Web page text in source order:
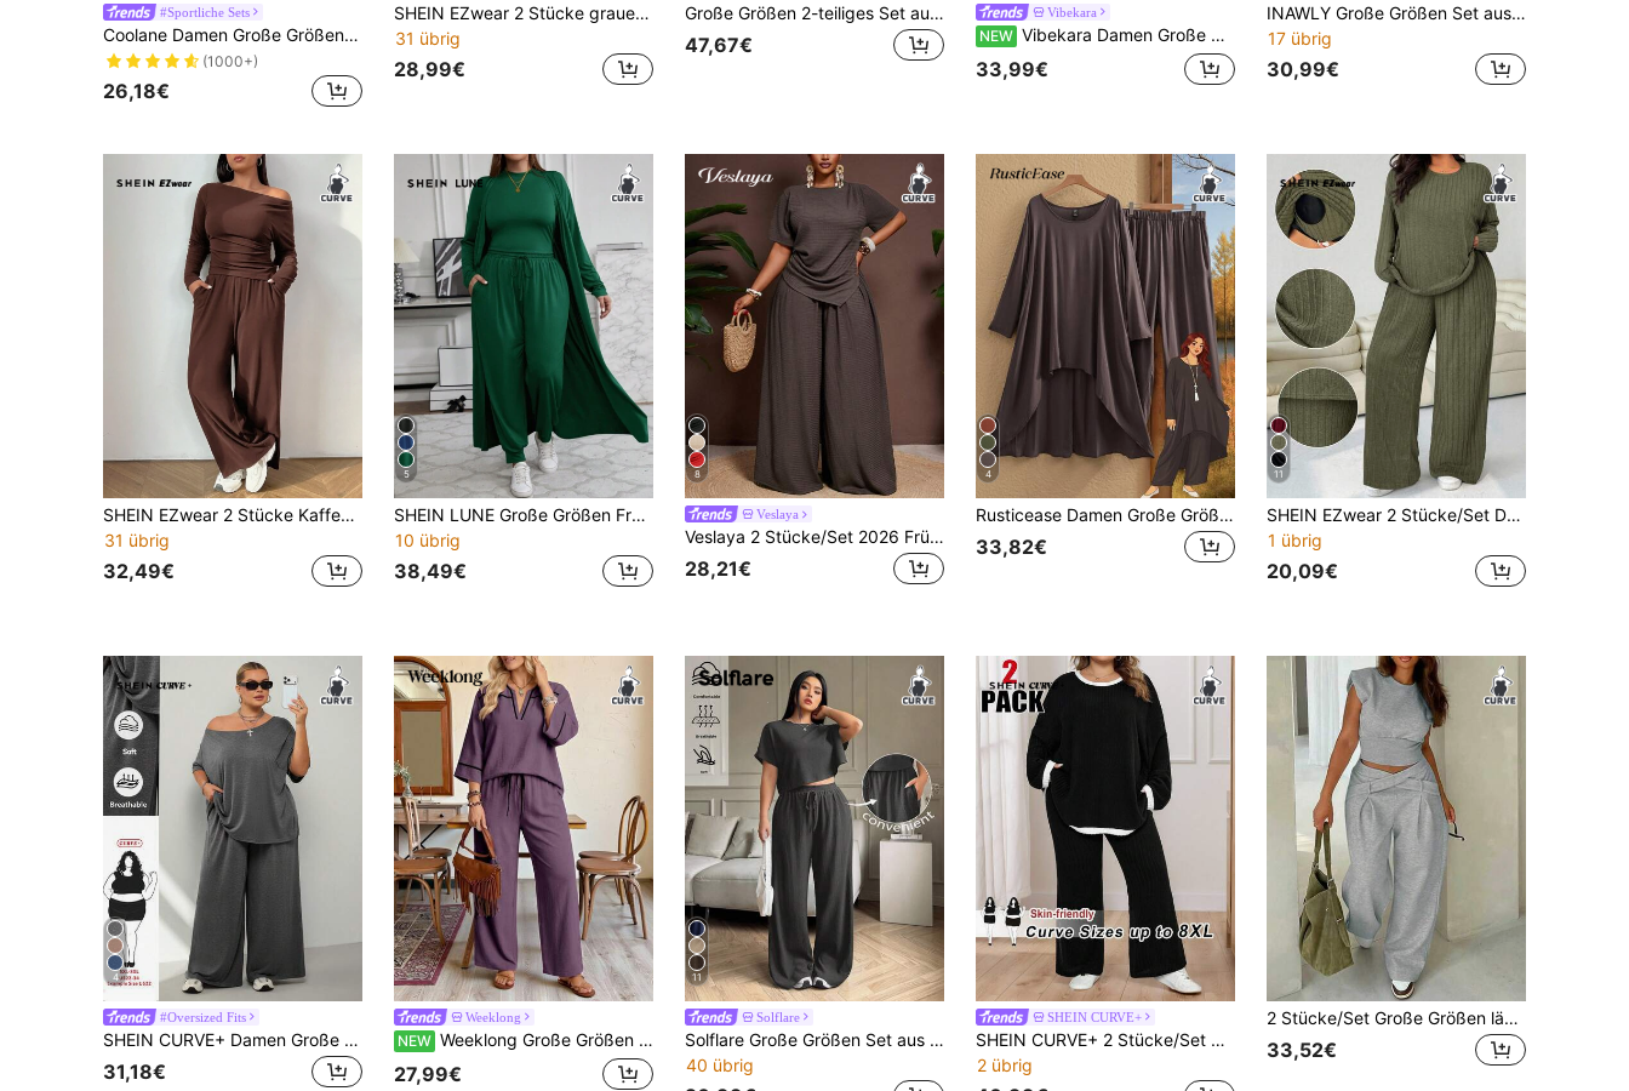
#Sportliche Sets
Coolane Damen Große Größen Sommer Herbst Lässig Streetwear Basic Alltagskleidung Club Formell Ausgehen Formell Urlaub Bequeme Offene Schulter T-Shirt
(1000+)
26,18€
SHEIN EZwear 2 Stücke graues Langarm T-Shirt und Hose, Frauen Outfit in Große Größen, tailliert gestrickt
31 übrig
28,99€
Große Größen 2-teiliges Set aus einfarbiger Schleife Doppelreiher Blazer und gerade geschnittener Hose, Büro- & Lässig mode, Schwarz, Frühling, elegant
47,67€
Vibekara
NEW Vibekara Damen Große Größen elegantes Vintage süßes französisches Stil Urlaub Strand Party Lässig Mesh Quaste Rüschen fließend quadratischer Ausschnitt Herzform Ausschnitt Spaghettiträger rosa langes Kleid + weißer strukturierter Strick Langarm Cardigan Schal 2 Stücke Set
33,99€
INAWLY Große Größen Set aus einfarbigem asymmetrischem Losen Sweatshirt und Jogginghose
17 übrig
30,99€
SHEIN EZwear 2 Stücke Kaffeebraun Langarm T-Shirt und Hose Strick Slim Fit Anzug Set, Große Größen
31 übrig
32,49€
5
SHEIN LUNE Große Größen Frühling/Herbst Lässig einfarbig Langarm Lange Jacke Weste Hose Set
10 übrig
38,49€
8
Veslaya
Veslaya 2 Stücke/Set 2026 Frühling/Sommer Lässig Urlaub einfarbig asymmetrischer Saum Kurzarm Top und Hose mit elastischem Bund und weitem Bein in Große Größen
28,21€
4
Rusticease Damen Große Größen Herbst Set aus einfarbigem Rundhals Langarm Top mit asymmetrischem Saum und weiter Hose, 2 Stücke Set
33,82€
11
SHEIN EZwear 2 Stücke/Set Damen Große Größen Olivgrün Rundhals Langarm T-Shirt und Weite Hose, Lässig
1 übrig
20,09€
4
#Oversized Fits
SHEIN CURVE+ Damen Große Größen Zweiteiler für Frühling und Sommer, mit minimalistischem Street-Style Basis Outfit bestehend aus einem bequemen Off-Shoulder Shirt und weiten Sweathose, perfekt für Outdoor-Aktivitäten
31,18€
Weeklong
NEW Weeklong Große Größen Urlaubs-Freizeithemd und Hose 2-teiliges Set
27,99€
11
Solflare
Solflare Große Größen Set aus dunkelgrauem Rundhals Kurzarm-Top und Hose, lässig & bequem, geeignet für Sommer/Frühling, Urlaubsoutfit
40 übrig
SHEIN CURVE+
SHEIN CURVE+ 2 Stücke/Set Große Größen Oberteil mit Kontrastfarben Saum, gerippter Rundhalspullover mit Langarm und Hose mit Schlitz am Bein, Winterkleidung für Frauen
2 übrig
2 Stücke/Set Große Größen lässig Alltag Rundhals Kurzarm Figurbetontes Grau Top und Weite Bein Hose Set, geeignet für Feiertage, Festivals, Galas, elegante Damen, Strand, Thanksgiving, Abschluss, Konzerte, Sommer, Karneval, Brunch
33,52€